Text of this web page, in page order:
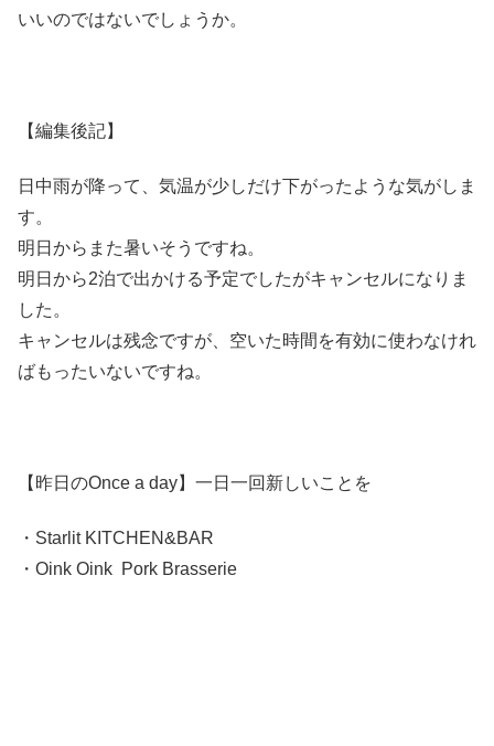
いいのではないでしょうか。
【編集後記】
日中雨が降って、気温が少しだけ下がったような気がしま
す。
明日からまた暑いそうですね。
明日から2泊で出かける予定でしたがキャンセルになりま
した。
キャンセルは残念ですが、空いた時間を有効に使わなけれ
ばもったいないですね。
【昨日のOnce a day】一日一回新しいことを
・Starlit KITCHEN&BAR
・Oink Oink Pork Brasserie